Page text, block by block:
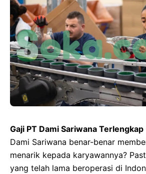
Gaji PT Dami Sariwana Terlengkap
Dami Sariwana benar-benar
menarik kepada karyawannya?
yang telah lama beroperasi di